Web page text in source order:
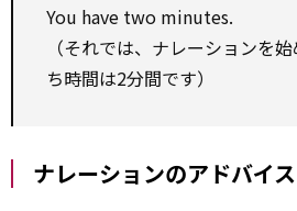
You have two minutes.
（それでは、ナレーションを
ち時間は2分間です）
ナレーションのアドバイス